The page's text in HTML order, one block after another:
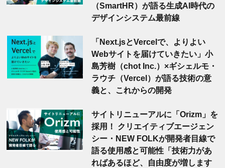
（SmartHR）が語る生成AI時代の
デザインシステム最前線
「Next.jsとVercelで、よりよい
Webサイトを届けていきたい」小
島芳樹（chot Inc.）×ギシェルモ・
ラウチ（Vercel）が語る技術の意
義と、これからの開発
サイトリニューアルに「Orizm」を
採用！ クリエイティブエージェン
シー・NEW FOLKが開発者目線で
語る使用感と可能性「技術力があ
ればあるほど、自由度が増します